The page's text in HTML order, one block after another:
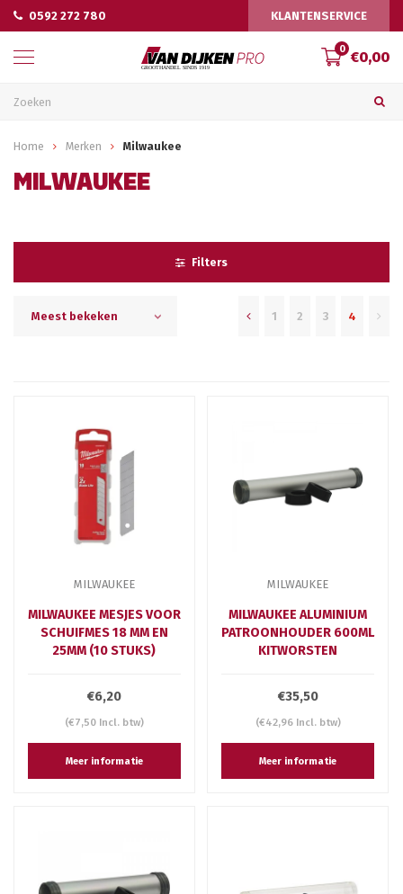
0592 272 780 KLANTENSERVICE
0 €0,00
Home Merken Milwaukee
MILWAUKEE
Filters
Meest bekeken 1 2 3 4
MILWAUKEE
MILWAUKEE MESJES VOOR
SCHUIFMES 18 MM EN
25MM (10 STUKS)
€6,20
(€7,50 Incl. btw)
Meer informatie
MILWAUKEE
MILWAUKEE ALUMINIUM
PATROONHOUDER 600ML
KITWORSTEN
€35,50
(€42,96 Incl. btw)
Meer informatie